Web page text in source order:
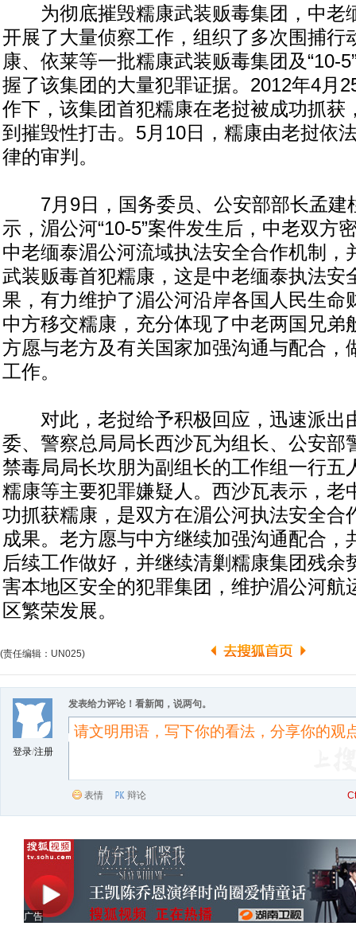
为彻底摧毁糯康武装贩毒集团，中老
开展了大量侦察工作，组织了多次围捕行
康、依莱等一批糯康武装贩毒集团及“10-
握了该集团的大量犯罪证据。2012年4月
作下，该集团首犯糯康在老挝被成功抓获
到摧毁性打击。5月10日，糯康由老挝依
律的审判。
7月9日，国务委员、公安部部长孟建
示，湄公河“10-5”案件发生后，中老双方
中老缅泰湄公河流域执法安全合作机制，
武装贩毒首犯糯康，这是中老缅泰执法安
果，有力维护了湄公河沿岸各国人民生命
中方移交糯康，充分体现了中老两国兄弟
方愿与老方及有关国家加强沟通与配合，
工作。
对此，老挝给予积极回应，迅速派出
委、警察总局局长西沙瓦为组长、公安部
禁毒局局长坎朋为副组长的工作组一行五
糯康等主要犯罪嫌疑人。西沙瓦表示，老
功抓获糯康，是双方在湄公河执法安全合
成果。老方愿与中方继续加强沟通配合，
后续工作做好，并继续清剿糯康集团残余
害本地区安全的犯罪集团，维护湄公河航
区繁荣发展。
(责任编辑：UN025)
登录/注册
发表给力评论！看新闻，说两句。
表情 辩论
广告